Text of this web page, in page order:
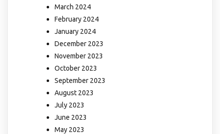
March 2024
February 2024
January 2024
December 2023
November 2023
October 2023
September 2023
August 2023
July 2023
June 2023
May 2023